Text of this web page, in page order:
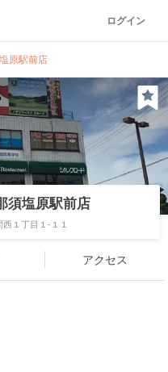
ログイン
原駅前店
須塩原駅前店
１丁目１-１１
アクセス